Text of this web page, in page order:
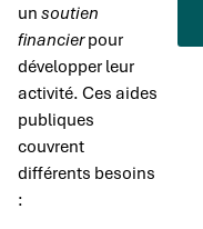
un soutien
financierpour
développer leur
activité. Ces aides
publiques
couvrent
différents besoins
: